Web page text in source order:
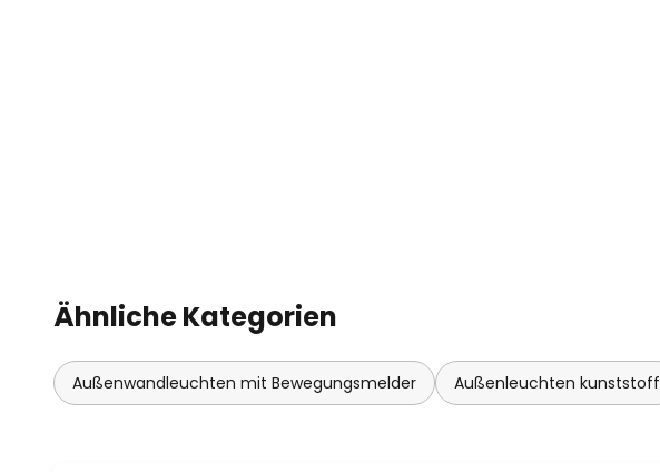
Ähnliche Kategorien
Außenwandleuchten mit Bewegungsmelder Außenleuchten kunststoff